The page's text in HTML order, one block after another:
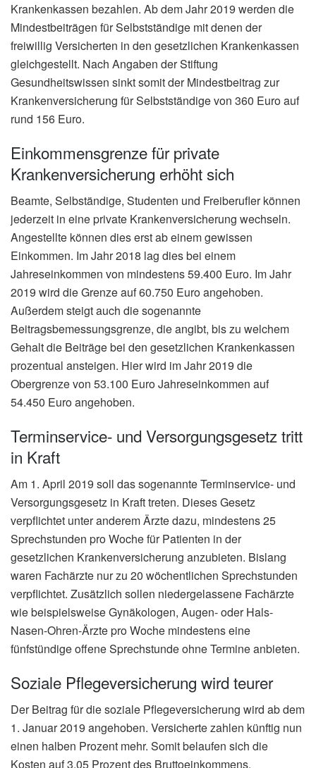
Krankenkassen bezahlen. Ab dem Jahr 2019 werden die
Mindestbeiträgen für Selbstständige mit denen der
freiwillig Versicherten in den gesetzlichen Krankenkassen
gleichgestellt. Nach Angaben der Stiftung
Gesundheitswissen sinkt somit der Mindestbeitrag zur
Krankenversicherung für Selbstständige von 360 Euro auf
rund 156 Euro.
Einkommensgrenze für private
Krankenversicherung erhöht sich
Beamte, Selbständige, Studenten und Freiberufler können
jederzeit in eine private Krankenversicherung wechseln.
Angestellte können dies erst ab einem gewissen
Einkommen. Im Jahr 2018 lag dies bei einem
Jahreseinkommen von mindestens 59.400 Euro. Im Jahr
2019 wird die Grenze auf 60.750 Euro angehoben.
Außerdem steigt auch die sogenannte
Beitragsbemessungsgrenze, die angibt, bis zu welchem
Gehalt die Beiträge bei den gesetzlichen Krankenkassen
prozentual ansteigen. Hier wird im Jahr 2019 die
Obergrenze von 53.100 Euro Jahreseinkommen auf
54.450 Euro angehoben.
Terminservice- und Versorgungsgesetz tritt
in Kraft
Am 1. April 2019 soll das sogenannte Terminservice- und
Versorgungsgesetz in Kraft treten. Dieses Gesetz
verpflichtet unter anderem Ärzte dazu, mindestens 25
Sprechstunden pro Woche für Patienten in der
gesetzlichen Krankenversicherung anzubieten. Bislang
waren Fachärzte nur zu 20 wöchentlichen Sprechstunden
verpflichtet. Zusätzlich sollen niedergelassene Fachärzte
wie beispielsweise Gynäkologen, Augen- oder Hals-
Nasen-Ohren-Ärzte pro Woche mindestens eine
fünfstündige offene Sprechstunde ohne Termine anbieten.
Soziale Pflegeversicherung wird teurer
Der Beitrag für die soziale Pflegeversicherung wird ab dem
1. Januar 2019 angehoben. Versicherte zahlen künftig nun
einen halben Prozent mehr. Somit belaufen sich die
Kosten auf 3,05 Prozent des Bruttoeinkommens.